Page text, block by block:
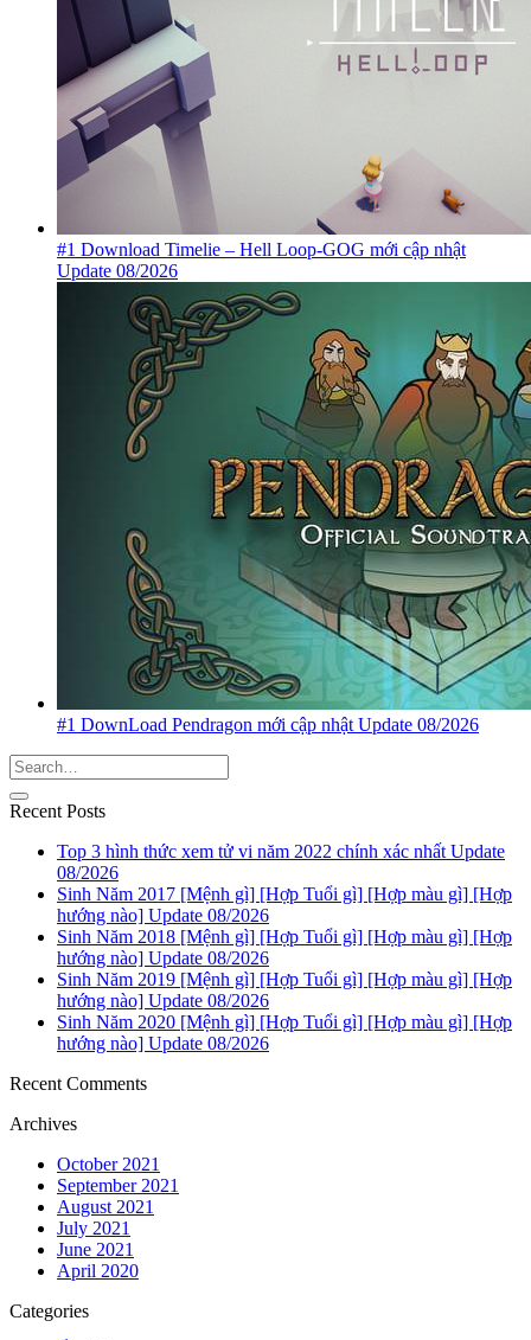
#1 Download Timelie – Hell Loop-GOG mới cập nhật
Update 08/2026
#1 DownLoad Pendragon mới cập nhật Update 08/2026
Recent Posts
Top 3 hình thức xem tử vi năm 2022 chính xác nhất Update
08/2026
Sinh Năm 2017 [Mệnh gì] [Hợp Tuổi gì] [Hợp màu gì] [Hợp
hướng nào] Update 08/2026
Sinh Năm 2018 [Mệnh gì] [Hợp Tuổi gì] [Hợp màu gì] [Hợp
hướng nào] Update 08/2026
Sinh Năm 2019 [Mệnh gì] [Hợp Tuổi gì] [Hợp màu gì] [Hợp
hướng nào] Update 08/2026
Sinh Năm 2020 [Mệnh gì] [Hợp Tuổi gì] [Hợp màu gì] [Hợp
hướng nào] Update 08/2026
Recent Comments
Archives
October 2021
September 2021
August 2021
July 2021
June 2021
April 2020
Categories